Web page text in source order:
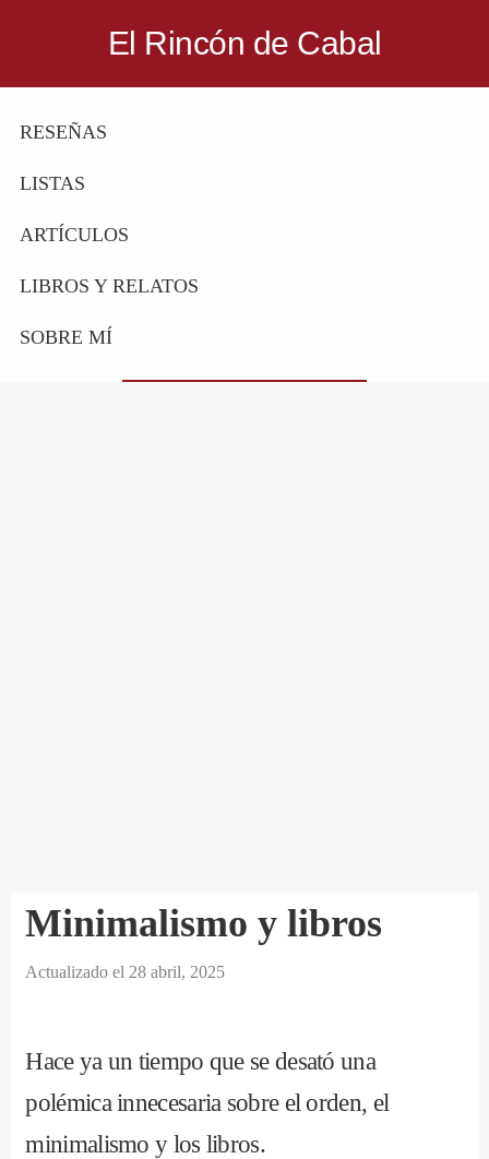
principal
El Rincón de Cabal
reúnen
hablar
RESEÑAS
LISTAS
ARTÍCULOS
LIBROS Y RELATOS
SOBRE MÍ
Minimalismo y libros
Actualizado el 28 abril, 2025
Hace ya un tiempo que se desató una
polémica innecesaria sobre el orden, el
minimalismo y los libros.